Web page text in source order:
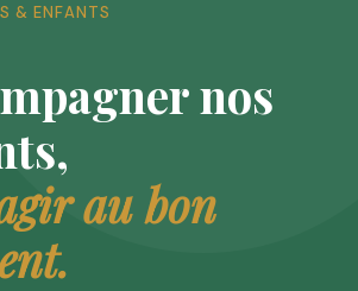
& ENFANTS
nos
au bon